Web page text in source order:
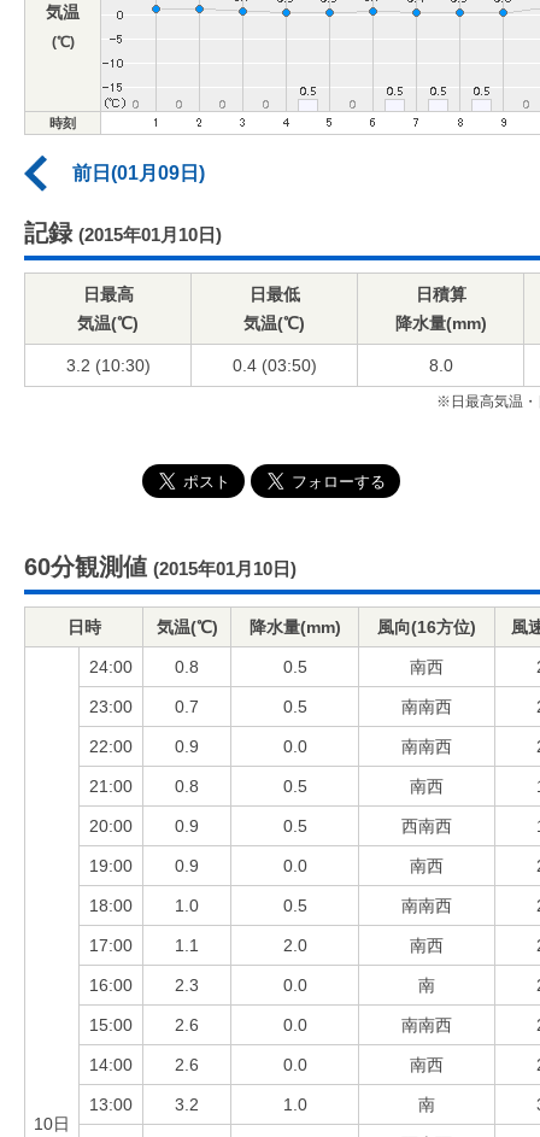
気温
(℃)
時刻
前日(01月09日)
記録 (2015年01月10日)
日最高
気温(℃)
日最低
気温(℃)
日積算
降水量(mm)
3.2 (10:30) 0.4 (03:50) 8.0
※日最高気温・
60分観測値 (2015年01月10日)
日時 気温(℃) 降水量(mm) 風向(16方位) 風
10日
24:00 0.8 0.5 南西
23:00 0.7 0.5 南南西
22:00 0.9 0.0 南南西
21:00 0.8 0.5 南西
20:00 0.9 0.5 西南西
19:00 0.9 0.0 南西
18:00 1.0 0.5 南南西
17:00 1.1 2.0 南西
16:00 2.3 0.0 南
15:00 2.6 0.0 南南西
14:00 2.6 0.0 南西
13:00 3.2 1.0 南